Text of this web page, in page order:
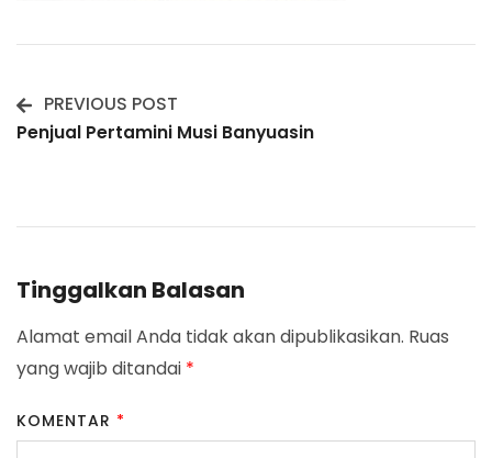
Post
PREVIOUS POST
Penjual Pertamini Musi Banyuasin
Tinggalkan Balasan
Alamat email Anda tidak akan dipublikasikan. Ruas
yang wajib ditandai *
KOMENTAR *